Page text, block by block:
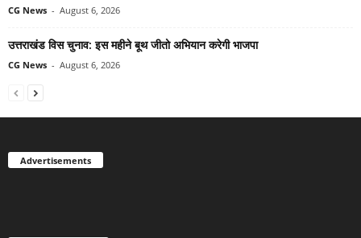
CG News - August 6, 2026
उत्तराखंड विस चुनाव: इस महीने बूथ जीतो अभियान करेगी भाजपा
CG News - August 6, 2026
Advertisements